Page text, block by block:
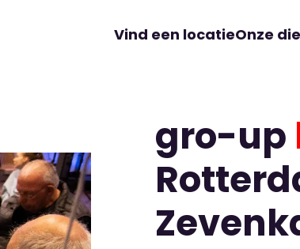
Vind een locatieOnze
gro-up